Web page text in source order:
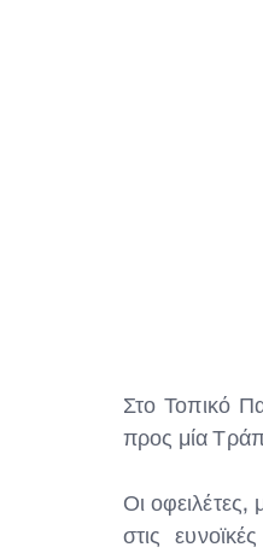
Στο Τοπικό
προς μία
Οι
στις